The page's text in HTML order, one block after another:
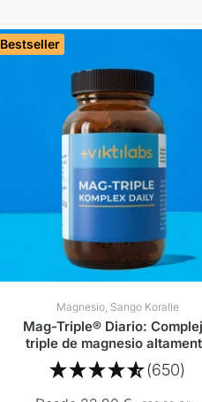
Bestseller
Magnesio, Sango Koralle
Mag-Triple® Diario:
triple de magnesio
compatible sin citratos
(650)